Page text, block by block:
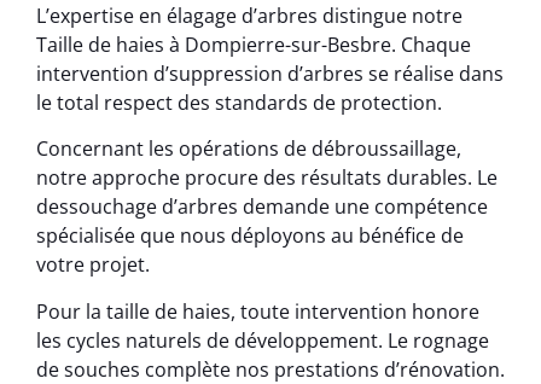
L’expertise en élagage d’arbres distingue notre
Taille de haies à Dompierre-sur-Besbre. Chaque
intervention d’suppression d’arbres se réalise dans
le total respect des standards de protection.
Concernant les opérations de débroussaillage,
notre approche procure des résultats durables. Le
dessouchage d’arbres demande une compétence
spécialisée que nous déployons au bénéfice de
votre projet.
Pour la taille de haies, toute intervention honore
les cycles naturels de développement. Le rognage
de souches complète nos prestations d’rénovation.